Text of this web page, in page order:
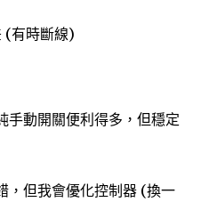
(有時斷線)
手動開關便利得多，但穩定
，但我會優化控制器 (換一